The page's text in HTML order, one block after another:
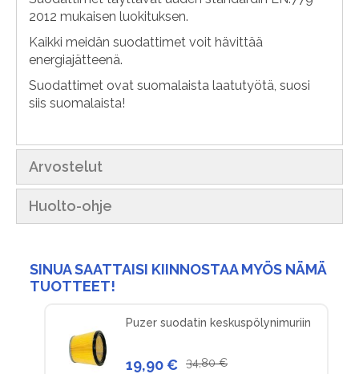
2012 mukaisen luokituksen.
Kaikki meidän suodattimet voit hävittää
energiajätteenä.
Suodattimet ovat suomalaista laatutyötä, suosi
siis suomalaista!
Arvostelut
Huolto-ohje
SINUA SAATTAISI KIINNOSTAA MYÖS NÄMÄ
TUOTTEET!
Puzer suodatin keskuspölynimuriin
19,90 € 34,80 €